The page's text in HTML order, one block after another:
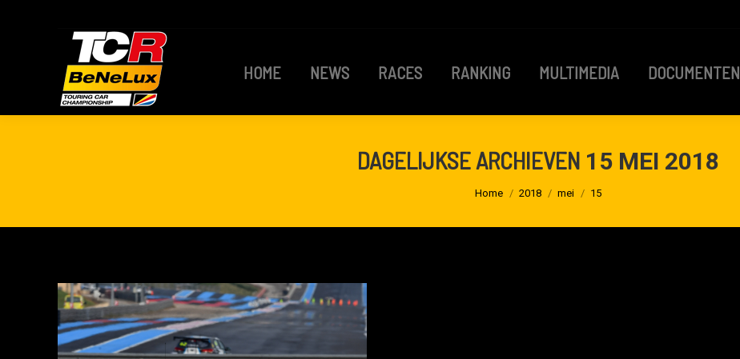
HOME NEWS RACES RANKING MULTIMEDIA DOCUMENTEN
DAGELIJKSE ARCHIEVEN 15 MEI 2018
Je bent hier:
Home 2018 mei 15